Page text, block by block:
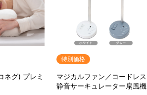
ネグ) プレミ
特別価格
マジカルファン／コードレス
静音サーキュレーター扇風機